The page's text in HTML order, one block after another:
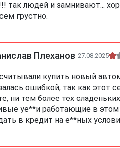
так людей и замнивают...
грустно.
Плеханов 27.08.2025
купить новый
ошибкой, так как этот
ни тем более тех
уе**и работающие в этом
в кредит на е**ных